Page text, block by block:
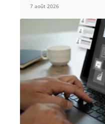
7 août 2026